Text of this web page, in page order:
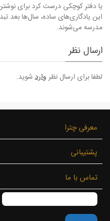
یا دفتر کوچکی درست کرد برای
این یادگاری‌های ساده، سال‌ها بعد
مدرسه می‌شوند.
ارسال نظر
لطفا برای ارسال نظروارد شوید.
معرفی چترا
پشتیبانی
تماس با ما